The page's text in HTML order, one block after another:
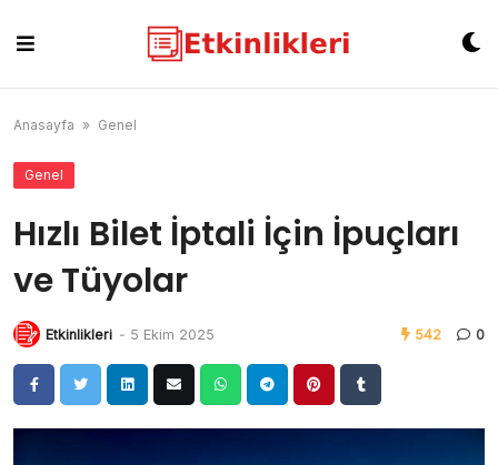
content
Anasayfa » Genel
Genel
Hızlı Bilet İptali İçin İpuçları
ve Tüyolar
Etkinlikleri - 5 Ekim 2025 542 0